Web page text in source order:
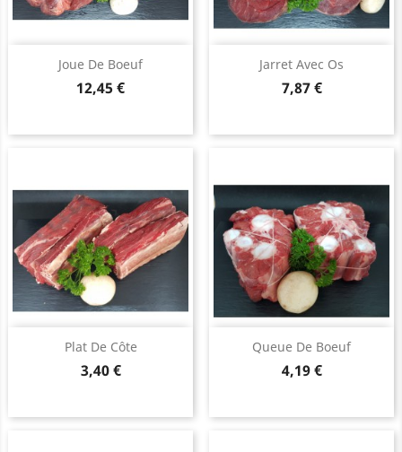
Joue De Boeuf
Prix
12,45 €
Jarret Avec Os
Prix
7,87 €
Plat De Côte
Prix
3,40 €
Queue De Boeuf
Prix
4,19 €